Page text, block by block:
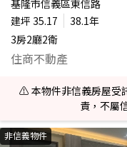
基隆市信義區東信路
建坪 35.17
38.1年
3房2廳2衛
住商不動產
⚠️ 本物件非信義房屋受
責，不屬
非信義物件